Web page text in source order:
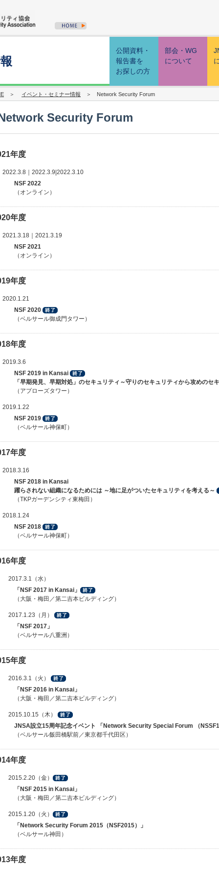
公開資料・
報告書を
お探しの方
部会・WG
について
＞ イベント・セミナー情報 ＞ Network Security Forum
Security Forum
年度
2022.3.8｜2022.3.9|2022.3.10
NSF 2022
（オンライン）
年度
2021.3.18｜2021.3.19
NSF 2021
（オンライン）
年度
2020.1.21
NSF 2020
（ベルサール御成門タワー）
年度
2019.3.6
NSF 2019 in Kansai
「早期発見、早期対処」のセキュリティ～守りのセキュリティから攻めのセ
（アプローズタワー）
2019.1.22
NSF 2019
（ベルサール神保町）
年度
2018.3.16
NSF 2018 in Kansai
躍らされない組織になるためには ～地に足がついたセキュリティを考える～
（TKPガーデンシティ東梅田）
2018.1.24
NSF 2018
（ベルサール神保町）
年度
2017.3.1（水）
「NSF 2017 in Kansai」
（大阪・梅田／第二吉本ビルディング）
2017.1.23（月）
「NSF 2017」
（ベルサール八重洲）
年度
2016.3.1（火）
「NSF 2016 in Kansai」
（大阪・梅田／第二吉本ビルディング）
2015.10.15（木）
JNSA設立15周年記念イベント 「Network Security Special Forum （
（ベルサール飯田橋駅前／東京都千代田区）
年度
2015.2.20（金）
「NSF 2015 in Kansai」
（大阪・梅田／第二吉本ビルディング）
2015.1.20（火）
「Network Security Forum 2015（NSF2015）」
（ベルサール神田）
年度